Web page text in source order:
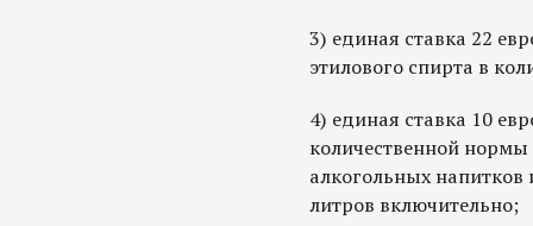
3) единая ставка 22
этилового спирта в
4) единая ставка 10
количественной нормы
алкогольных напитков
литров включительно;